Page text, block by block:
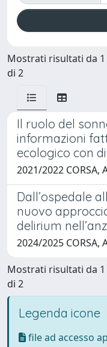
Mostrati risultati da 1
di 2
Il ruolo del
informazioni
ecologico con
2021/2022 CORSA,
Dall’ospedale
nuovo
delirium
2024/2025 CORSA,
Mostrati risultati da 1
di 2
Legenda icone
file ad accesso